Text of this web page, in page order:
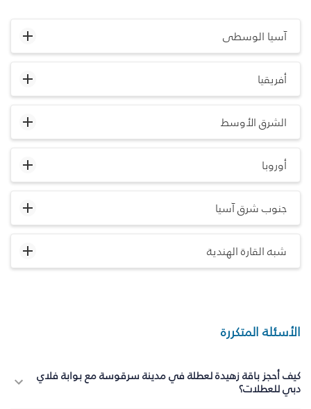
آسيا الوسطى
أفريقيا
الشرق الأوسط
أوروبا
جنوب شرق آسيا
شبه القارة الهندية
الأسئلة المتكررة
كيف أحجز باقة زهيدة لعطلة في مدينة سرقوسة مع بوابة فلاي
دبي للعطلات؟